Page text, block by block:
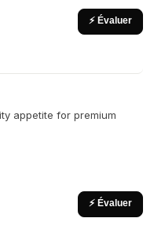
⚡ Évaluer
appetite for premium
⚡ Évaluer